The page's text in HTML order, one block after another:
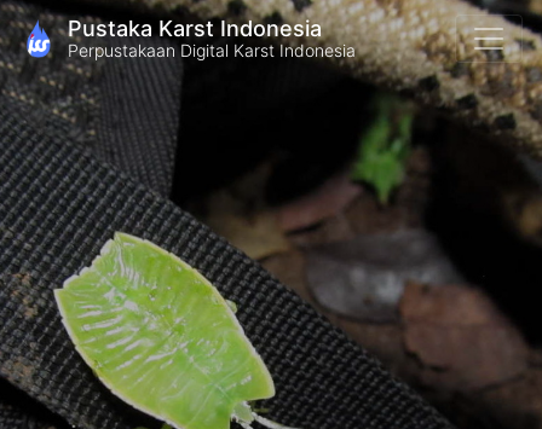
Pustaka Karst Indonesia
Perpustakaan Digital Karst Indonesia